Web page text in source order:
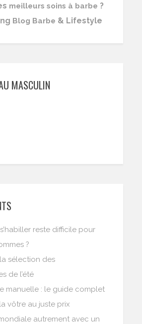
meilleurs soins à barbe ?
Blog Barbe & Lifestyle
MASCULIN
reste difficile pour
?
sélection des
de l’été
manuelle : le guide complet
vôtre au juste prix
autrement avec un